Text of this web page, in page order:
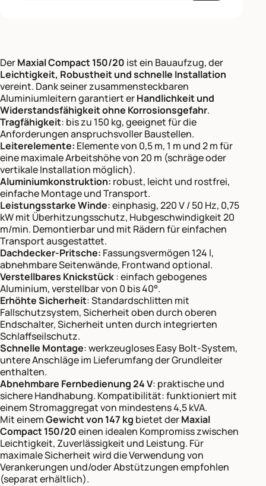
DerMaxial Compact 150/20 ist ein Bauaufzug, der
Leichtigkeit, Robustheit und schnelle Installation
vereint. Dank seiner zusammensteckbaren
Aluminiumleitern garantiert erHandlichkeit und
Widerstandsfähigkeit ohne Korrosionsgefahr.
Tragfähigkeit: bis zu 150 kg, geeignet für die
Anforderungen anspruchsvoller Baustellen.
Leiterelemente: Elemente von 0,5 m, 1 m und 2 m für
eine maximale Arbeitshöhe von 20 m (schräge oder
vertikale Installation möglich).
Aluminiumkonstruktion: robust, leicht und rostfrei,
einfache Montage und Transport.
Leistungsstarke Winde: einphasig, 220 V / 50 Hz, 0,75
kW mit Überhitzungsschutz, Hubgeschwindigkeit 20
m/min. Demontierbar und mit Rädern für einfachen
Transport ausgestattet.
Dachdecker-Pritsche: Fassungsvermögen 124 l,
abnehmbare Seitenwände, Frontwand optional.
Verstellbares Knickstück: einfach gebogenes
Aluminium, verstellbar von 0 bis 40°.
Erhöhte Sicherheit: Standardschlitten mit
Fallschutzsystem, Sicherheit oben durch oberen
Endschalter, Sicherheit unten durch integrierten
Schlaffseilschutz.
Schnelle Montage: werkzeugloses Easy Bolt-System,
untere Anschläge im Lieferumfang der Grundleiter
enthalten.
Abnehmbare Fernbedienung 24 V: praktische und
sichere Handhabung. Kompatibilität: funktioniert mit
einem Stromaggregat von mindestens 4,5 kVA.
Mit einemGewicht von 147 kg bietet derMaxial
Compact 150/20einen idealen Kompromiss zwischen
Leichtigkeit, Zuverlässigkeit und Leistung. Für
maximale Sicherheit wird die Verwendung von
Verankerungen und/oder Abstützungen empfohlen
(separat erhältlich).